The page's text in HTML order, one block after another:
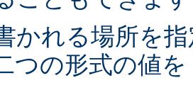
かれる場所を
つの形式の値